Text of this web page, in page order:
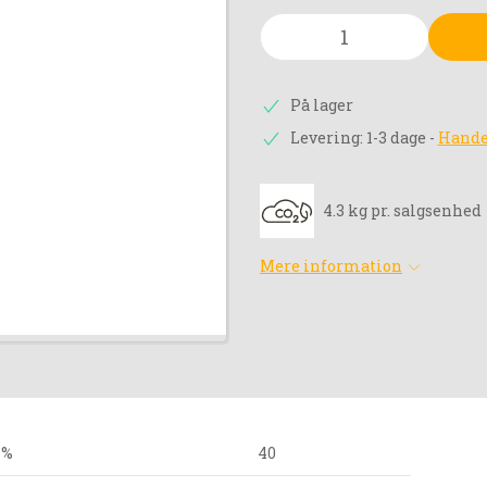
På lager
Levering: 1-3 dage -
4.3 kg pr. salgsenhed
Mere information
40